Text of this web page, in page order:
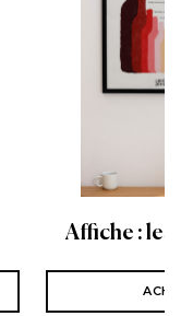
Affiche : les